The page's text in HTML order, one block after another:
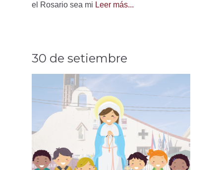
el Rosario sea mi Leer más...
30 de setiembre